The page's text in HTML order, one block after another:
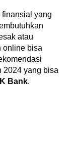
yang
atau
online bisa
2024 yang bisa
Bank.